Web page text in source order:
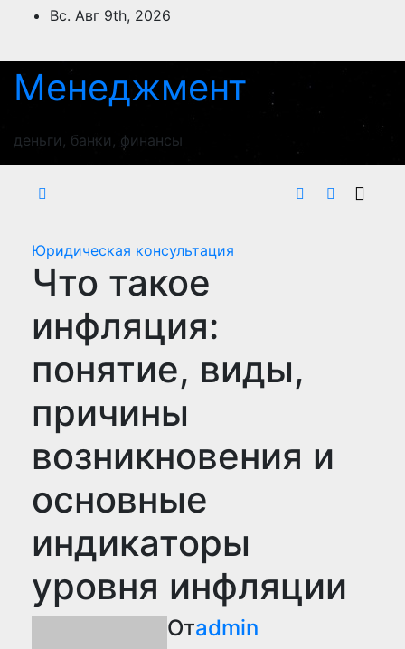
ПерейтиВс. Авг 9th, 2026
Менеджмент
деньги, банки, финансы
Юридическая консультация
Что такое
инфляция:
понятие, виды,
причины
возникновения и
основные
индикаторы
уровня инфляции
Отadmin